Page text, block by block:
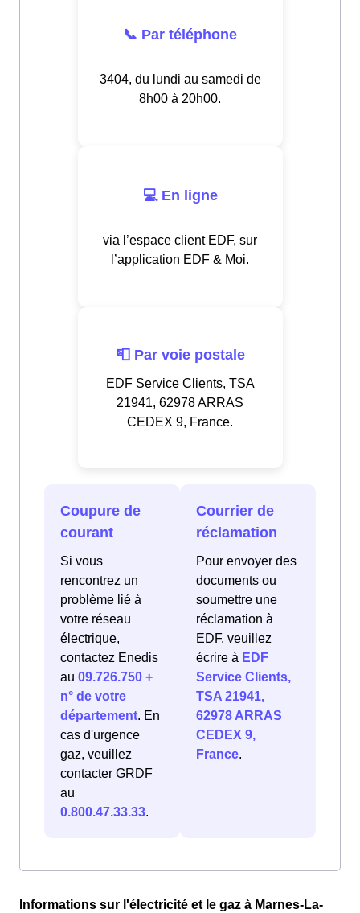
📞 Par téléphone
3404, du lundi au samedi de
8h00 à 20h00.
💻 En ligne
via l’espace client EDF, sur
l’application EDF & Moi.
📮 Par voie postale
EDF Service Clients, TSA
21941, 62978 ARRAS
CEDEX 9, France.
Coupure de
courant
Si vous
rencontrez un
problème lié à
votre réseau
électrique,
contactez Enedis
au 09.726.750 +
n° de votre
département. En
cas d'urgence
gaz, veuillez
contacter GRDF
au
0.800.47.33.33.
Courrier de
réclamation
Pour envoyer des
documents ou
soumettre une
réclamation à
EDF, veuillez
écrire à EDF
Service Clients,
TSA 21941,
62978 ARRAS
CEDEX 9,
France.
Informations sur l'électricité et le gaz à Marnes-La-